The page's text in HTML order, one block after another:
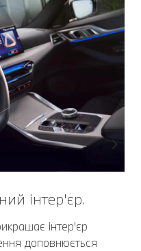
інтер'єр.
інтер'єр
доповнюється